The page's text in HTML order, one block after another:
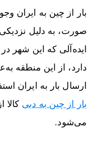
بار از چین به ایران
صورت، به دلیل
ایده‌آلی که این شهر
دارد، از این منطقه
ارسال بار به ایران
بار از چین به دبی کالا
می‌شود.